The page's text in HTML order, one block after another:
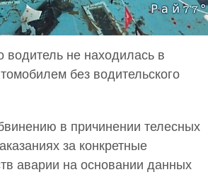
водитель не находилась в
без водительского
в причинении телесных
за конкретные
аварии на основании данных